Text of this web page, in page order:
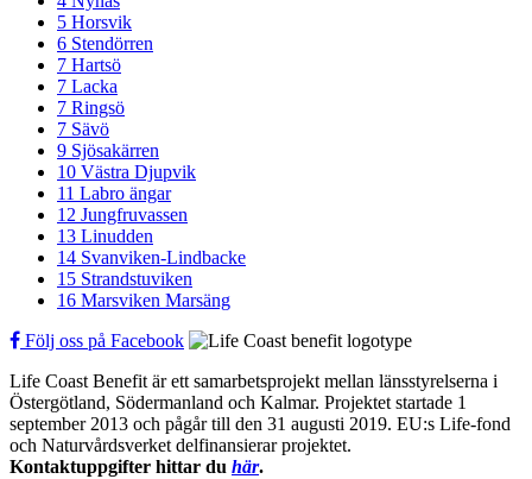
5 Horsvik
6 Stendörren
7 Hartsö
7 Lacka
7 Ringsö
7 Sävö
9 Sjösakärren
10 Västra Djupvik
11 Labro ängar
12 Jungfruvassen
13 Linudden
14 Svanviken-Lindbacke
15 Strandstuviken
16 Marsviken Marsäng
Följ oss på Facebook
Life Coast Benefit är ett samarbetsprojekt mellan länsstyrelserna i
Östergötland, Södermanland och Kalmar. Projektet startade 1
september 2013 och pågår till den 31 augusti 2019. EU:s Life-fond
och Naturvårdsverket delfinansierar projektet.
Kontaktuppgifter hittar du här.